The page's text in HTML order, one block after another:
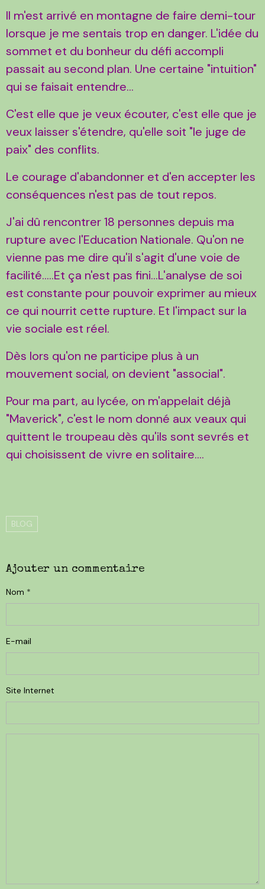
Il m'est arrivé en montagne de faire demi-tour
lorsque je me sentais trop en danger. L'idée du
sommet et du bonheur du défi accompli
passait au second plan. Une certaine "intuition"
qui se faisait entendre...
C'est elle que je veux écouter, c'est elle que je
veux laisser s'étendre, qu'elle soit "le juge de
paix" des conflits.
Le courage d'abandonner et d'en accepter les
conséquences n'est pas de tout repos.
J'ai dû rencontrer 18 personnes depuis ma
rupture avec l'Education Nationale. Qu'on ne
vienne pas me dire qu'il s'agit d'une voie de
facilité.....Et ça n'est pas fini...L'analyse de soi
est constante pour pouvoir exprimer au mieux
ce qui nourrit cette rupture. Et l'impact sur la
vie sociale est réel.
Dès lors qu'on ne participe plus à un
mouvement social, on devient "associal".
Pour ma part, au lycée, on m'appelait déjà
"Maverick", c'est le nom donné aux veaux qui
quittent le troupeau dès qu'ils sont sevrés et
qui choisissent de vivre en solitaire....
BLOG
Ajouter un commentaire
Nom
E-mail
Site Internet